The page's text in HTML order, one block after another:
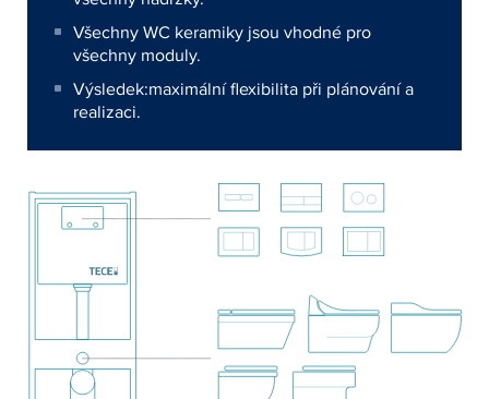
Všechny WC keramiky jsou vhodné pro
všechny moduly.
Výsledek:maximální flexibilita při plánování a
realizaci.